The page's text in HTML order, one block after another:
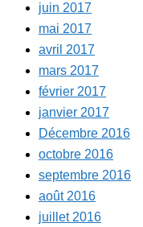
juin 2017
mai 2017
avril 2017
mars 2017
février 2017
janvier 2017
Décembre 2016
octobre 2016
septembre 2016
août 2016
juillet 2016